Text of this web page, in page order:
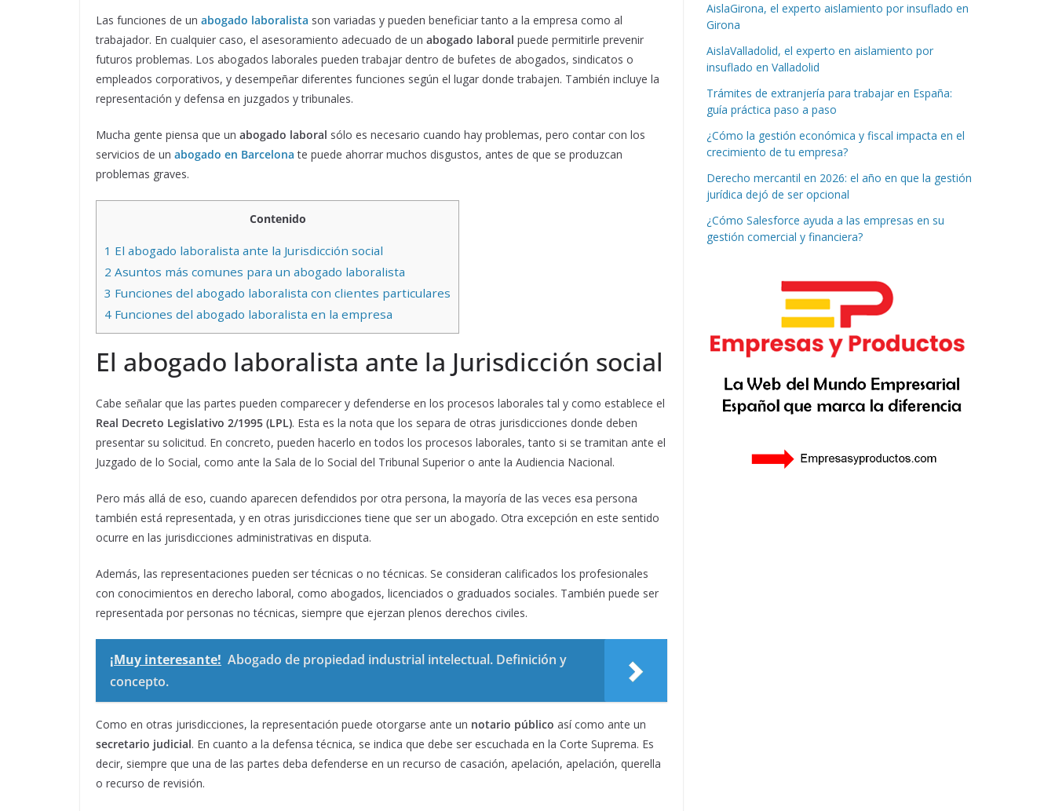
Las funciones de un abogado laboralista son variadas y pueden beneficiar tanto a la empresa como al
trabajador. En cualquier caso, el asesoramiento adecuado de un abogado laboral puede permitirle prevenir
futuros problemas. Los abogados laborales pueden trabajar dentro de bufetes de abogados, sindicatos o
empleados corporativos, y desempeñar diferentes funciones según el lugar donde trabajen. También incluye la
representación y defensa en juzgados y tribunales.
Mucha gente piensa que un abogado laboral sólo es necesario cuando hay problemas, pero contar con los
servicios de un abogado en Barcelona te puede ahorrar muchos disgustos, antes de que se produzcan
problemas graves.
Contenido
1 El abogado laboralista ante la Jurisdicción social
2 Asuntos más comunes para un abogado laboralista
3 Funciones del abogado laboralista con clientes particulares
4 Funciones del abogado laboralista en la empresa
El abogado laboralista ante la Jurisdicción social
Cabe señalar que las partes pueden comparecer y defenderse en los procesos laborales tal y como establece el
Real Decreto Legislativo 2/1995 (LPL). Esta es la nota que los separa de otras jurisdicciones donde deben
presentar su solicitud. En concreto, pueden hacerlo en todos los procesos laborales, tanto si se tramitan ante el
Juzgado de lo Social, como ante la Sala de lo Social del Tribunal Superior o ante la Audiencia Nacional.
Pero más allá de eso, cuando aparecen defendidos por otra persona, la mayoría de las veces esa persona
también está representada, y en otras jurisdicciones tiene que ser un abogado. Otra excepción en este sentido
ocurre en las jurisdicciones administrativas en disputa.
Además, las representaciones pueden ser técnicas o no técnicas. Se consideran calificados los profesionales
con conocimientos en derecho laboral, como abogados, licenciados o graduados sociales. También puede ser
representada por personas no técnicas, siempre que ejerzan plenos derechos civiles.
¡Muy interesante! Abogado de propiedad industrial intelectual. Definición y
concepto.
Como en otras jurisdicciones, la representación puede otorgarse ante un notario público así como ante un
secretario judicial. En cuanto a la defensa técnica, se indica que debe ser escuchada en la Corte Suprema. Es
decir, siempre que una de las partes deba defenderse en un recurso de casación, apelación, apelación, querella
o recurso de revisión.
AislaGirona, el experto aislamiento por insuflado en
Girona
AislaValladolid, el experto en aislamiento por
insuflado en Valladolid
Trámites de extranjería para trabajar en España:
guía práctica paso a paso
¿Cómo la gestión económica y fiscal impacta en el
crecimiento de tu empresa?
Derecho mercantil en 2026: el año en que la gestión
jurídica dejó de ser opcional
¿Cómo Salesforce ayuda a las empresas en su
gestión comercial y financiera?